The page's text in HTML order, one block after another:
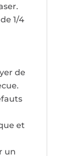
1/4
de
et
un